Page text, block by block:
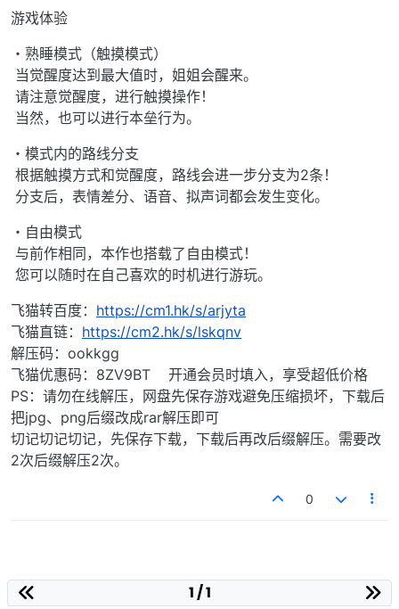
游戏体验
・熟睡模式（触摸模式）
当觉醒度达到最大值时，姐姐会醒来。
请注意觉醒度，进行触摸操作！
当然，也可以进行本垒行为。
・模式内的路线分支
根据触摸方式和觉醒度，路线会进一步分支为2条！
分支后，表情差分、语音、拟声词都会发生变化。
・自由模式
与前作相同，本作也搭载了自由模式！
您可以随时在自己喜欢的时机进行游玩。
飞猫转百度： https://cm1.hk/s/arjyta
飞猫直链： https://cm2.hk/s/lskqnv
解压码：ookkgg
飞猫优惠码：8ZV9BT 开通会员时填入，享受超低价格
PS：请勿在线解压，网盘先保存游戏避免压缩损坏，下载后
把jpg、png后缀改成rar解压即可
切记切记切记，先保存下载，下载后再改后缀解压。需要改
2次后缀解压2次。
0
1 / 1